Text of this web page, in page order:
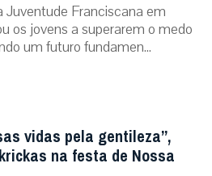
Franciscana em
os jovens a superarem o medo
um futuro fundamen...
vidas pela gentileza”,
na festa de Nossa